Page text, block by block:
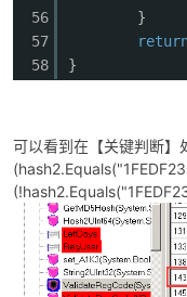
56
57
58
}
}
可以看到在【关键判断】